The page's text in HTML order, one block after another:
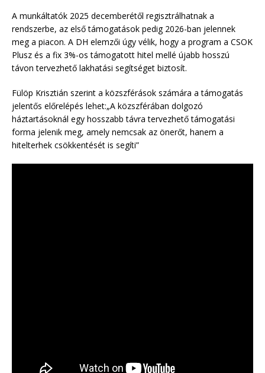
A munkáltatók 2025 decemberétől regisztrálhatnak a
rendszerbe, az első támogatások pedig 2026-ban jelennek
meg a piacon. A DH elemzői úgy vélik, hogy a program a CSOK
Plusz és a fix 3%-os támogatott hitel mellé újabb hosszú
távon tervezhető lakhatási segítséget biztosít.
Fülöp Krisztián szerint a közszférások számára a támogatás
jelentős előrelépés lehet:„A közszférában dolgozó
háztartásoknál egy hosszabb távra tervezhető támogatási
forma jelenik meg, amely nemcsak az önerőt, hanem a
hitelterhek csökkentését is segíti”